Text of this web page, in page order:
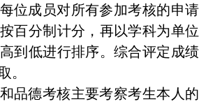
位成员对所有参加考核的申请
百分制计分，再以学科为单位
到低进行排序。综合评定成绩
。
品德考核主要考察考生本人的